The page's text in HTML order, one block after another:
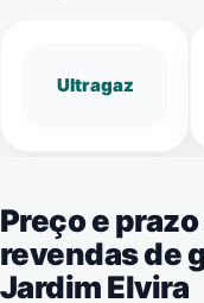
Ultragaz
Preço e
revendas de
Jardim Elvira